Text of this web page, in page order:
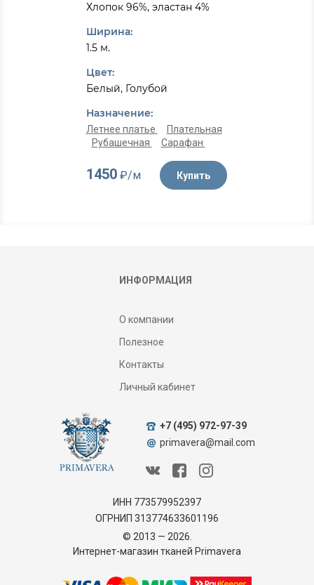
Хлопок 96%, эластан 4%
Ширина:
1.5 м.
Цвет:
Белый, Голубой
Назначение:
Летнее платье
Плательная
Рубашечная
Сарафан
1450₽/м Купить
ИНФОРМАЦИЯ
О компании
Полезное
Контакты
Личный кабинет
ИНН 773579952397
ОГРНИП 313774633601196
© 2013 — 2026.
Интернет-магазин тканей Primavera
+7 (495) 972-97-39
primavera@mail.com